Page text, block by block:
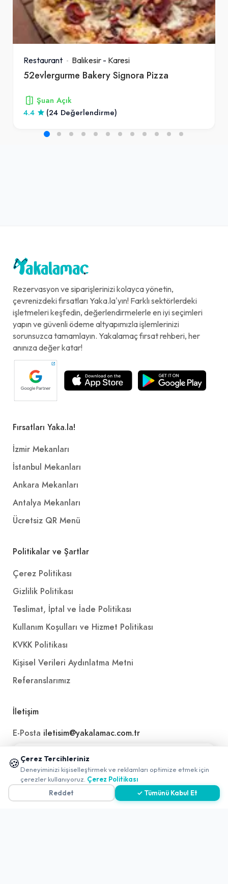
Restaurant Balıkesir - Karesi
52evlergurme Bakery Signora Pizza
Şuan Açık
4.4
(24 Değerlendirme)
Rezervasyon ve siparişlerinizi kolayca yönetin,
çevrenizdeki fırsatları Yaka.la'yın! Farklı sektörlerdeki
işletmeleri keşfedin, değerlendirmelerle en iyi seçimleri
yapın ve güvenli ödeme altyapımızla işlemlerinizi
sorunsuzca tamamlayın. Yakalamaç fırsat rehberi, her
anınıza değer katar!
Fırsatları Yaka.la!
İzmir Mekanları
İstanbul Mekanları
Ankara Mekanları
Antalya Mekanları
Ücretsiz QR Menü
Politikalar ve Şartlar
Çerez Politikası
Gizlilik Politikası
Teslimat, İptal ve İade Politikası
Kullanım Koşulları ve Hizmet Politikası
KVKK Politikası
Kişisel Verileri Aydınlatma Metni
Referanslarımız
İletişim
E-Posta iletisim@yakalamac.com.tr
Doğuş Cad. No:207 Z İç Kapı No:1 Buca/İzmir
🍪 Çerez Tercihleriniz
Deneyiminizi kişiselleştirmek ve reklamları optimize etmek için
çerezler kullanıyoruz. Çerez Politikası
Reddet
✓ Tümünü Kabul Et
📱 Mobil uygulamamızı keşfedin!
✖